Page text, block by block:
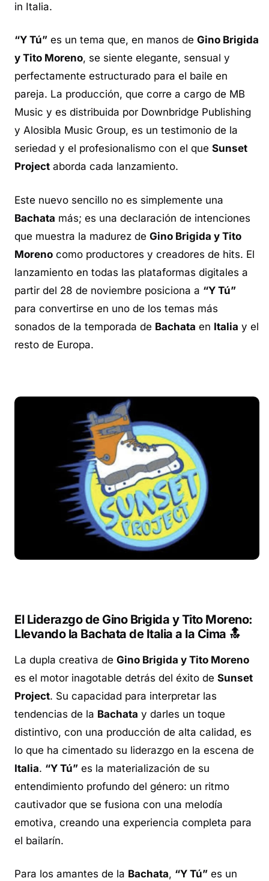
in Italia.
“Y Tú” es un tema que, en manos de Gino Brigida
y Tito Moreno, se siente elegante, sensual y
perfectamente estructurado para el baile en
pareja. La producción, que corre a cargo de MB
Music y es distribuida por Downbridge Publishing
y Alosibla Music Group, es un testimonio de la
seriedad y el profesionalismo con el que Sunset
Project aborda cada lanzamiento.
Este nuevo sencillo no es simplemente una
Bachata más; es una declaración de intenciones
que muestra la madurez de Gino Brigida y Tito
Moreno como productores y creadores de hits. El
lanzamiento en todas las plataformas digitales a
partir del 28 de noviembre posiciona a “Y Tú”
para convertirse en uno de los temas más
sonados de la temporada de Bachata en Italia y el
resto de Europa.
El Liderazgo de Gino Brigida y Tito Moreno:
Llevando la Bachata de Italia a la Cima 🔝
La dupla creativa de Gino Brigida y Tito Moreno
es el motor inagotable detrás del éxito de Sunset
Project. Su capacidad para interpretar las
tendencias de la Bachata y darles un toque
distintivo, con una producción de alta calidad, es
lo que ha cimentado su liderazgo en la escena de
Italia. “Y Tú” es la materialización de su
entendimiento profundo del género: un ritmo
cautivador que se fusiona con una melodía
emotiva, creando una experiencia completa para
el bailarín.
Para los amantes de la Bachata, “Y Tú” es un